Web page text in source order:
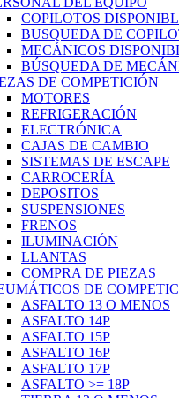
COPILOTOS
BUSQUEDA DE
MECÁNICOS
BÚSQUEDA DE
DE COMPETICIÓN
MOTORES
REFRIGERACIÓN
ELECTRÓNICA
CAJAS DE CAMBIO
SISTEMAS DE ESCAPE
CARROCERÍA
DEPOSITOS
SUSPENSIONES
FRENOS
ILUMINACIÓN
LLANTAS
COMPRA DE PIEZAS
DE
ASFALTO 13 O MENOS
ASFALTO 14P
ASFALTO 15P
ASFALTO 16P
ASFALTO 17P
ASFALTO >= 18P